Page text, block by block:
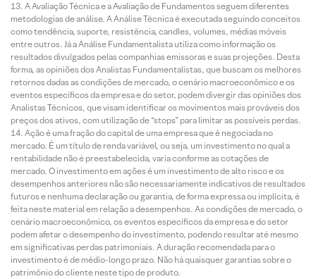
A Avaliação Técnica e a Avaliação de Fundamentos seguem diferentes
metodologias de análise. A Análise Técnica é executada seguindo conceitos
como tendência, suporte, resistência, candles, volumes, médias móveis
entre outros. Já a Análise Fundamentalista utiliza como informação os
resultados divulgados pelas companhias emissoras e suas projeções. Desta
forma, as opiniões dos Analistas Fundamentalistas, que buscam os melhores
retornos dadas as condições de mercado, o cenário macroeconômico e os
eventos específicos da empresa e do setor, podem divergir das opiniões dos
Analistas Técnicos, que visam identificar os movimentos mais prováveis dos
preços dos ativos, com utilização de “stops” para limitar as possíveis perdas.
Ação é uma fração do capital de uma empresa que é negociada no
mercado. É um título de renda variável, ou seja, um investimento no qual a
rentabilidade não é preestabelecida, varia conforme as cotações de
mercado. O investimento em ações é um investimento de alto risco e os
desempenhos anteriores não são necessariamente indicativos de resultados
futuros e nenhuma declaração ou garantia, de forma expressa ou implícita, é
feita neste material em relação a desempenhos. As condições de mercado, o
cenário macroeconômico, os eventos específicos da empresa e do setor
podem afetar o desempenho do investimento, podendo resultar até mesmo
em significativas perdas patrimoniais. A duração recomendada para o
investimento é de médio-longo prazo. Não há quaisquer garantias sobre o
patrimônio do cliente neste tipo de produto.